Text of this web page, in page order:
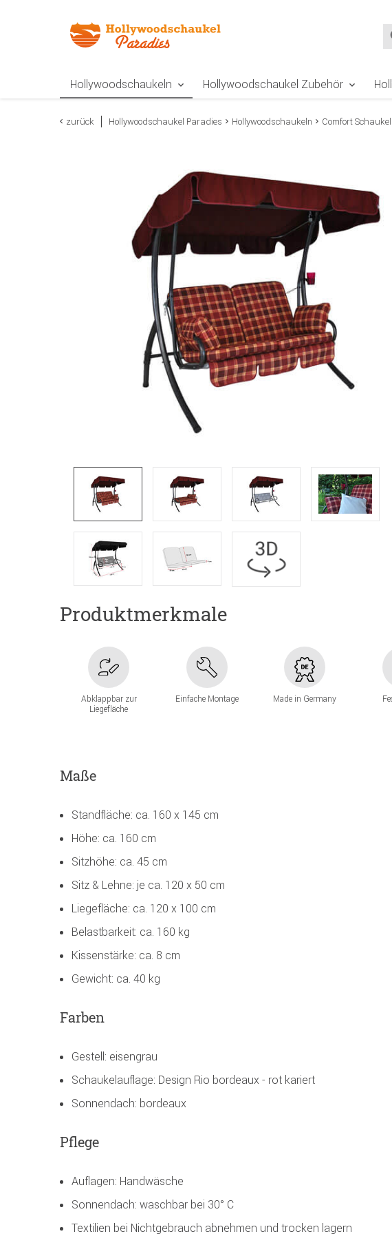
Hollywoodschaukeln Hollywoodschaukel Zubehör
zurück Hollywoodschaukel Paradies Hollywoodschaukeln Comfort
Produktmerkmale
Abklappbar zur
Liegefläche
Einfache Montage Made in Germany
Maße
Standfläche: ca. 160 x 145 cm
Höhe: ca. 160 cm
Sitzhöhe: ca. 45 cm
Sitz & Lehne: je ca. 120 x 50 cm
Liegefläche: ca. 120 x 100 cm
Belastbarkeit: ca. 160 kg
Kissenstärke: ca. 8 cm
Gewicht: ca. 40 kg
Farben
Gestell: eisengrau
Schaukelauflage: Design Rio bordeaux - rot kariert
Sonnendach: bordeaux
Pflege
Auflagen: Handwäsche
Sonnendach: waschbar bei 30° C
Textilien bei Nichtgebrauch abnehmen und trocken lagern